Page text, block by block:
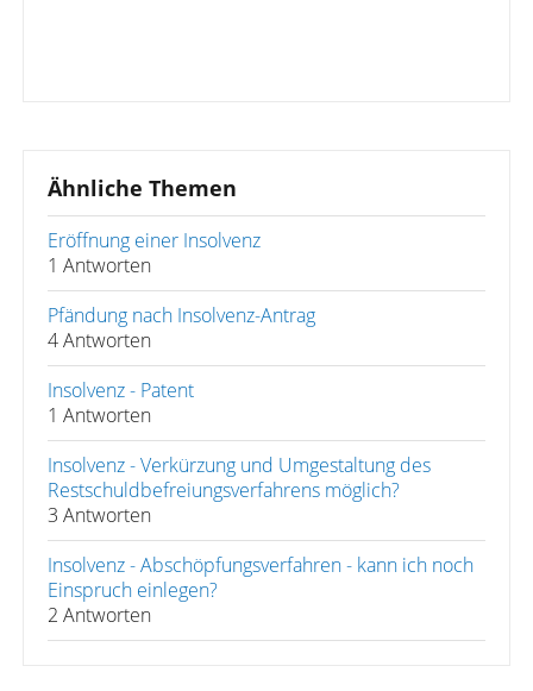
Ähnliche Themen
Eröffnung einer Insolvenz
1 Antworten
Pfändung nach Insolvenz-Antrag
4 Antworten
Insolvenz - Patent
1 Antworten
Insolvenz - Verkürzung und Umgestaltung des
Restschuldbefreiungsverfahrens möglich?
3 Antworten
Insolvenz - Abschöpfungsverfahren - kann ich noch
Einspruch einlegen?
2 Antworten